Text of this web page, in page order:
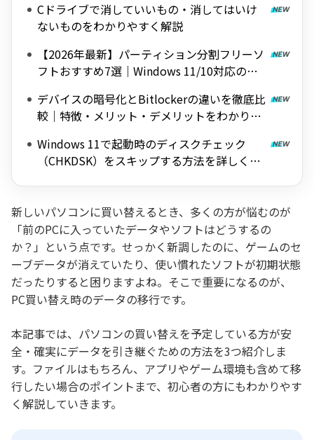
Cドライブで消していいもの・消してはいけ
ないものをわかりやすく解説
【2026年最新】パーティション分割フリーソ
フトおすすめ7選｜Windows 11/10対応の無
デバイスの暗号化とBitlockerの違いを徹底比
較｜特徴・メリット・デメリットをわかりや
Windows 11で起動時のディスクチェック
（CHKDSK）をスキップする方法を詳しく解
新しいパソコンに買い替えるとき、多くの方が悩むのが
「前のPCに入っていたデータやソフトはどうするの
か？」という点です。せっかく新調したのに、ゲームのセ
ーブデータが消えていたり、使い慣れたソフトが初期状態
だったりすると困りますよね。そこで重要になるのが、
PC買い替え時のデータの移行です。
本記事では、パソコンの買い替えを予定している方が安
全・確実にデータを引き継ぐための方法を3つ紹介しま
す。ファイルはもちろん、アプリやゲーム環境も含めて移
行したい場合のポイントまで、初心者の方にもわかりやす
く解説していきます。